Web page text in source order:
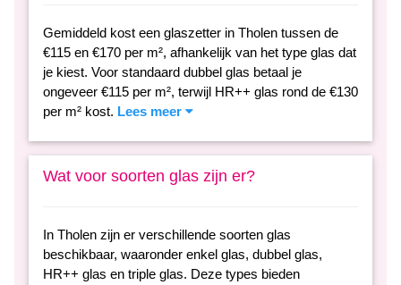
Gemiddeld kost een glaszetter in Tholen tussen de
€115 en €170 per m², afhankelijk van het type glas dat
je kiest. Voor standaard dubbel glas betaal je
ongeveer €115 per m², terwijl HR++ glas rond de €130
per m² kost. Lees meer
Wat voor soorten glas zijn er?
In Tholen zijn er verschillende soorten glas
beschikbaar, waaronder enkel glas, dubbel glas,
HR++ glas en triple glas. Deze types bieden